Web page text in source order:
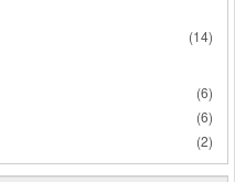
(14)
(6)
(6)
(2)